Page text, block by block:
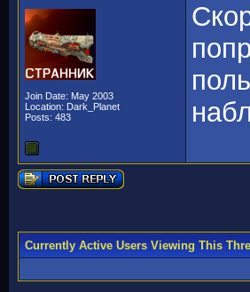
Join Date: May 2003
Location: Dark_Planet
Posts: 483
Currently Active Users Viewing This